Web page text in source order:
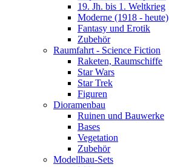
19. Jh. bis 1. Weltkrieg
Moderne (1918 - heute)
Fantasy und Erotik
Zubehör
Raumfahrt - Science Fiction
Raketen, Raumschiffe
Star Wars
Star Trek
Figuren
Dioramenbau
Ruinen und Bauwerke
Bases
Vegetation
Zubehör
Modellbau-Sets